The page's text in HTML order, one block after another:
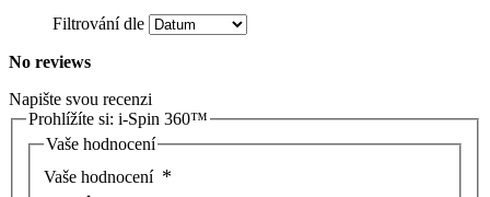
Filtrování dle
No reviews
Napište svou recenzi
Prohlížíte si: i-Spin 360™
Vaše hodnocení
Vaše hodnocení